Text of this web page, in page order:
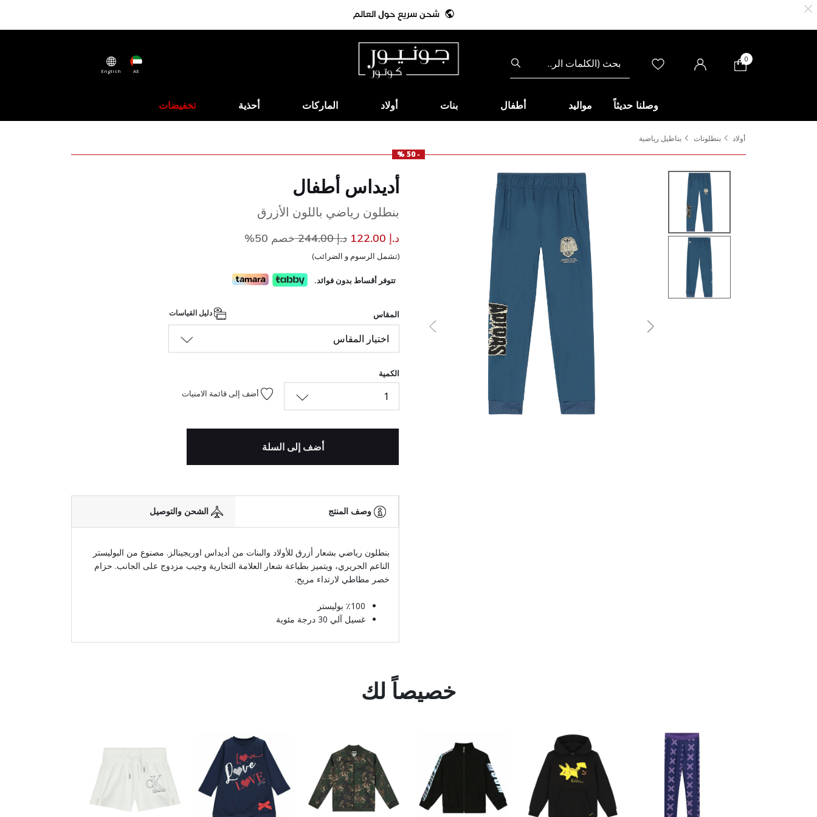
AE
English
0
وصلنا حديثاً مواليد أطفال بنات أولاد الماركات أحذية تخفيضات
أولاد بنطلونات
بناطيل رياضية
- 50 %
السابق
أديداس أطفال
بنطلون رياضي باللون الأزرق
د.إ 122.00 سعر مخفض مند.إ 244.00 إلى
خصم 50%
(تشمل الرسوم و الضرائب)
تتوفر أقساط بدون فوائد.
المقاس
اختيار المقاس
الكمية
1 أضف إلى قائمة الامنيات
أضف إلى السلة
وصف المنتج الشحن والتوصيل
بنطلون رياضي بشعار أزرق للأولاد والبنات من أديداس اوريجينالز. مصنوع من البوليستر
الناعم الحريري، ويتميز بطباعة شعار العلامة التجارية وجيب مزدوج على الجانب. حزام
خصر مطاطي لارتداء مريح.
٪100 بوليستر
غسيل آلي 30 درجة مئوية
خصيصاً لك